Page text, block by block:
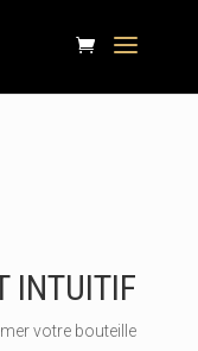
INTUITIF
votre bouteille